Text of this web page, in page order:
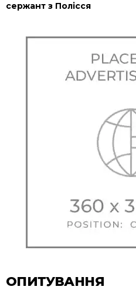
сержант з Полісся
ОПИТУВАННЯ